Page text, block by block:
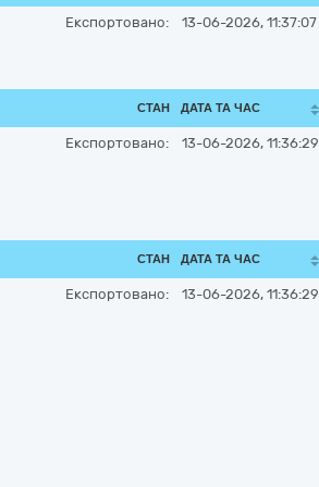
Експортовано: 13-06-2026, 11:37:07
СТАН ДАТА ТА ЧАС
Експортовано: 13-06-2026, 11:36:29
СТАН ДАТА ТА ЧАС
Експортовано: 13-06-2026, 11:36:29